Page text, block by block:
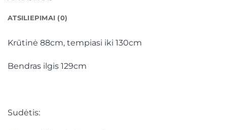
ATSILIEPIMAI (0)
Krūtinė 88cm, tempiasi iki 130cm
Bendras ilgis 129cm
Sudėtis: